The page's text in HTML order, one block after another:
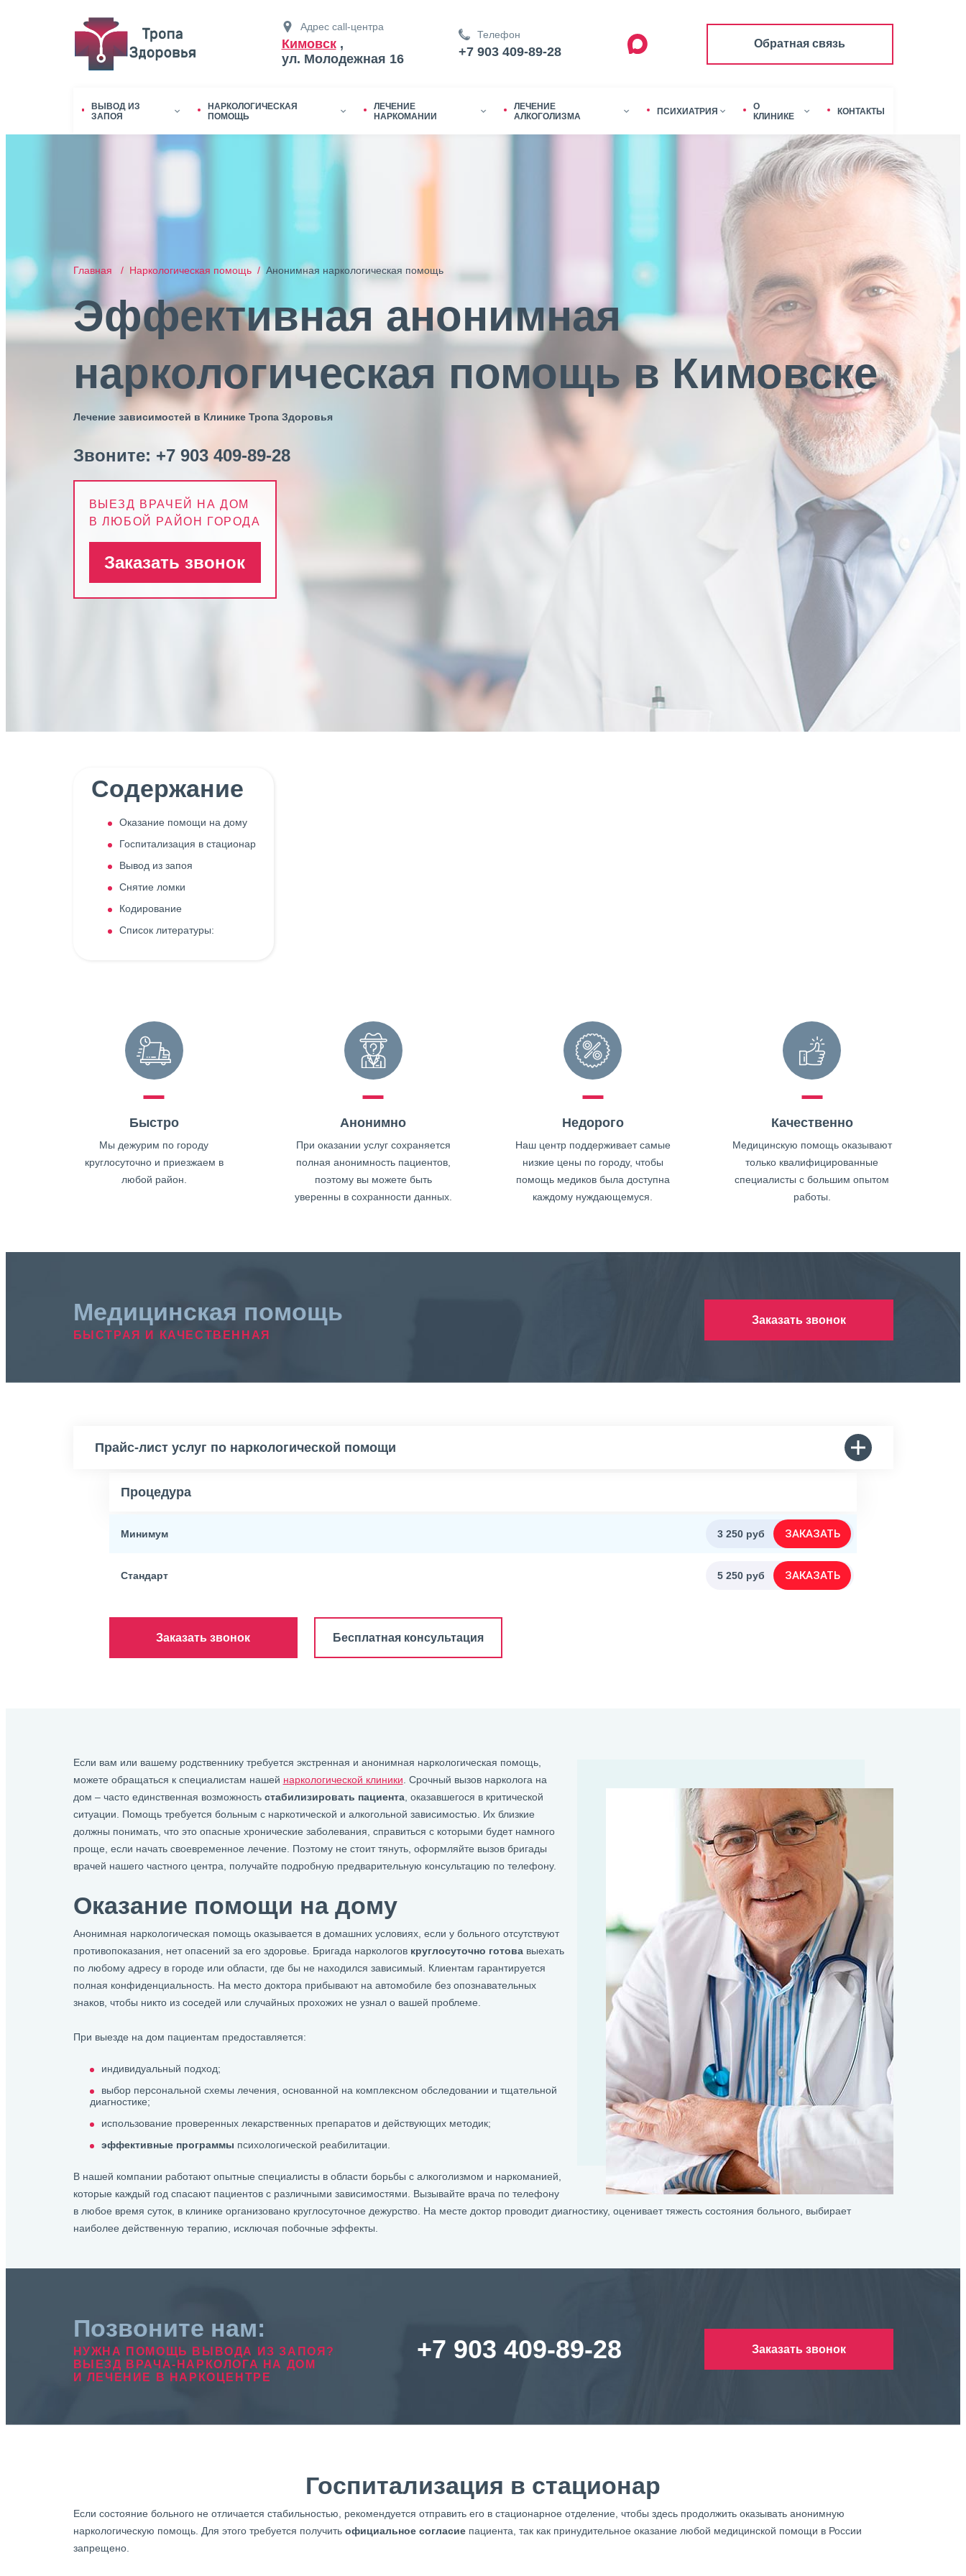
Адрес call-центра
Кимовск,
ул. Молодежная 16
Телефон
+7 903 409-89-28
Обратная связь
ВЫВОД ИЗ
ЗАПОЯ
НАРКОЛОГИЧЕСКАЯ
ПОМОЩЬ
ЛЕЧЕНИЕ
НАРКОМАНИИ
ЛЕЧЕНИЕ
АЛКОГОЛИЗМА
ПСИХИАТРИЯ
О
КЛИНИКЕ
КОНТАКТЫ
Главная / Наркологическая помощь / Анонимная наркологическая помощь
Эффективная анонимная
наркологическая помощь в Кимовске
Лечение зависимостей в Клинике Тропа Здоровья
Звоните: +7 903 409-89-28
ВЫЕЗД ВРАЧЕЙ НА ДОМ
В ЛЮБОЙ РАЙОН ГОРОДА
Заказать звонок
Содержание
Оказание помощи на дому
Госпитализация в стационар
Вывод из запоя
Снятие ломки
Кодирование
Список литературы:
Быстро
Мы дежурим по городу
круглосуточно и приезжаем в
любой район.
Анонимно
При оказании услуг сохраняется
полная анонимность пациентов,
поэтому вы можете быть
уверенны в сохранности данных.
Недорого
Наш центр поддерживает самые
низкие цены по городу, чтобы
помощь медиков была доступна
каждому нуждающемуся.
Качественно
Медицинскую помощь оказывают
только квалифицированные
специалисты с большим опытом
работы.
Медицинская помощь
БЫСТРАЯ И КАЧЕСТВЕННАЯ
Заказать звонок
Прайс-лист услуг по наркологической помощи
Процедура
Минимум 3 250 руб ЗАКАЗАТЬ
Стандарт 5 250 руб ЗАКАЗАТЬ
Заказать звонок Бесплатная консультация
Если вам или вашему родственнику требуется экстренная и анонимная наркологическая помощь,
можете обращаться к специалистам нашей наркологической клиники . Срочный вызов нарколога на
дом – часто единственная возможность стабилизировать пациента, оказавшегося в критической
ситуации. Помощь требуется больным с наркотической и алкогольной зависимостью. Их близкие
должны понимать, что это опасные хронические заболевания, справиться с которыми будет намного
проще, если начать своевременное лечение. Поэтому не стоит тянуть, оформляйте вызов бригады
врачей нашего частного центра, получайте подробную предварительную консультацию по телефону.
Оказание помощи на дому
Анонимная наркологическая помощь оказывается в домашних условиях, если у больного отсутствуют
противопоказания, нет опасений за его здоровье. Бригада наркологов круглосуточно готовавыехать
по любому адресу в городе или области, где бы не находился зависимый. Клиентам гарантируется
полная конфиденциальность. На место доктора прибывают на автомобиле без опознавательных
знаков, чтобы никто из соседей или случайных прохожих не узнал о вашей проблеме.
При выезде на дом пациентам предоставляется:
индивидуальный подход;
выбор персональной схемы лечения, основанной на комплексном обследовании и тщательной
диагностике;
использование проверенных лекарственных препаратов и действующих методик;
эффективные программы психологической реабилитации.
В нашей компании работают опытные специалисты в области борьбы с алкоголизмом и наркоманией,
которые каждый год спасают пациентов с различными зависимостями. Вызывайте врача по телефону
в любое время суток, в клинике организовано круглосуточное дежурство. На месте доктор проводит диагностику, оценивает тяжесть состояния больного, выбирает
наиболее действенную терапию, исключая побочные эффекты.
Позвоните нам:
НУЖНА ПОМОЩЬ ВЫВОДА ИЗ ЗАПОЯ?
ВЫЕЗД ВРАЧА-НАРКОЛОГА НА ДОМ
И ЛЕЧЕНИЕ В НАРКОЦЕНТРЕ
+7 903 409-89-28 Заказать звонок
Госпитализация в стационар
Если состояние больного не отличается стабильностью, рекомендуется отправить его в стационарное отделение, чтобы здесь продолжить оказывать анонимную
наркологическую помощь. Для этого требуется получить официальное согласиепациента, так как принудительное оказание любой медицинской помощи в России
запрещено.